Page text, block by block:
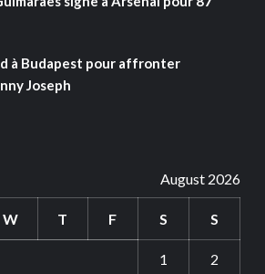
à Budapest pour affronter
Joseph
August 2026
W T F S S
1 2